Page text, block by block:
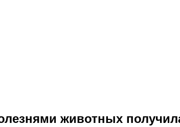
животных